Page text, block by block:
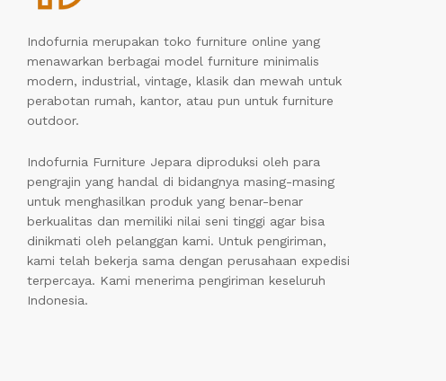
Indofurnia merupakan toko furniture online yang
menawarkan berbagai model furniture minimalis
modern, industrial, vintage, klasik dan mewah untuk
perabotan rumah, kantor, atau pun untuk furniture
outdoor.
Indofurnia Furniture Jepara diproduksi oleh para
pengrajin yang handal di bidangnya masing-masing
untuk menghasilkan produk yang benar-benar
berkualitas dan memiliki nilai seni tinggi agar bisa
dinikmati oleh pelanggan kami. Untuk pengiriman,
kami telah bekerja sama dengan perusahaan expedisi
terpercaya. Kami menerima pengiriman keseluruh
Indonesia.